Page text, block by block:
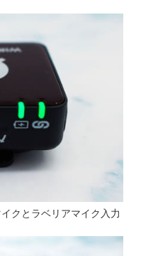
クとラベリアマイク入力